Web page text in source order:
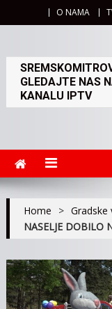
O NAMA
GLEDAJTE NAS
KANALU IPTV
Home > Gradske
NASELJE DOBILO